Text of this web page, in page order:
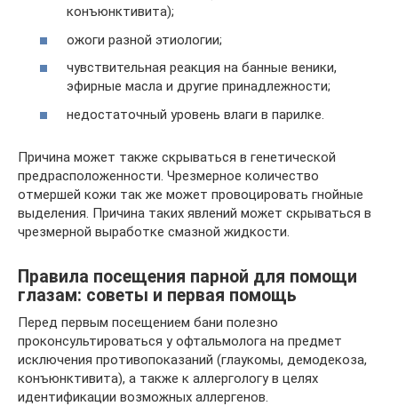
конъюнктивита);
ожоги разной этиологии;
чувствительная реакция на банные веники,
эфирные масла и другие принадлежности;
недостаточный уровень влаги в парилке.
Причина может также скрываться в генетической
предрасположенности. Чрезмерное количество
отмершей кожи так же может провоцировать гнойные
выделения. Причина таких явлений может скрываться в
чрезмерной выработке смазной жидкости.
Правила посещения парной для помощи
глазам: советы и первая помощь
Перед первым посещением бани полезно
проконсультироваться у офтальмолога на предмет
исключения противопоказаний (глаукомы, демодекоза,
конъюнктивита), а также к аллергологу в целях
идентификации возможных аллергенов.